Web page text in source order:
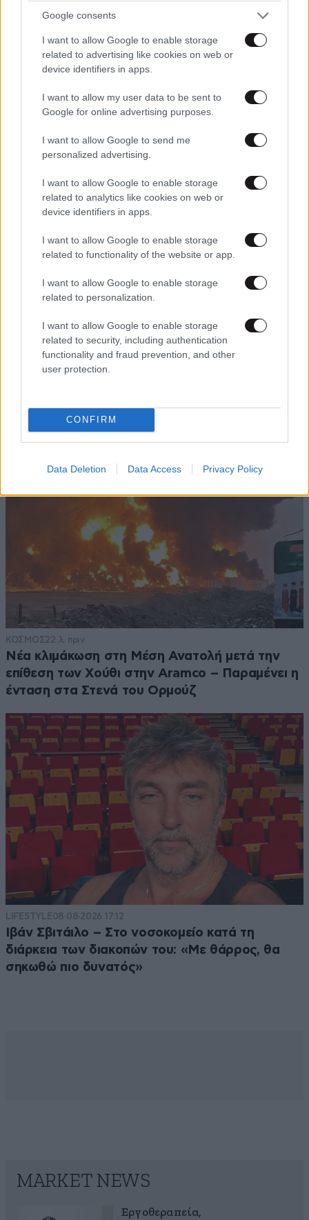
Google consents
I want to allow Google to enable storage
related to advertising like cookies on web or
device identifiers in apps.
I want to allow my user data to be sent to
Google for online advertising purposes.
I want to allow Google to send me
personalized advertising.
I want to allow Google to enable storage
related to analytics like cookies on web or
device identifiers in apps.
I want to allow Google to enable storage
related to functionality of the website or app.
I want to allow Google to enable storage
related to personalization.
I want to allow Google to enable storage
related to security, including authentication
functionality and fraud prevention, and other
user protection.
CONFIRM
Data Deletion Data Access Privacy Policy
FITNESS09·08·2026 09:30
Οι 5 ασκήσεις που πρέπει να κάνετε για μια ζωή
με δύναμη και αυτονομία – Ένα απλό αλλά
Προσωπικό πάρκινγκ στο Σαρακήνικο:
ΚΟΣΜΟΣ22 λ. πριν
Νέα κλιμάκωση στη Μέση Ανατολή μετά την
επίθεση των Χούθι στην Aramco – Παραμένει η
ένταση στα Στενά του Ορμούζ
LIFESTYLE08·08·2026 17:12
Ιβάν Σβιτάιλο – Στο νοσοκομείο κατά τη
διάρκεια των διακοπών του: «Με θάρρος, θα
σηκωθώ πιο δυνατός»
MARKET NEWS
Εργοθεραπεία,